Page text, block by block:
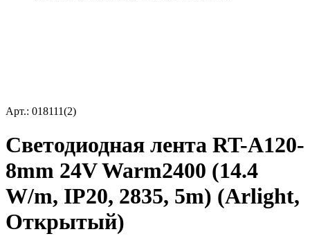
Арт.: 018111(2)
Светодиодная лента RT-A120-
8mm 24V Warm2400 (14.4
W/m, IP20, 2835, 5m) (Arlight,
Открытый)